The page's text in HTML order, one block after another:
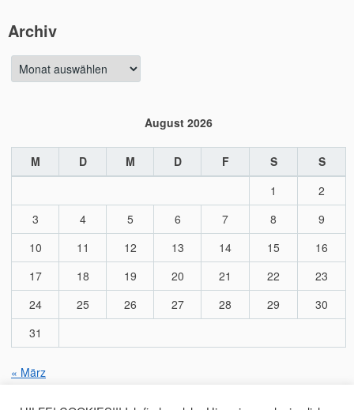
Archiv
Archiv
August 2026
M D M D F S
S
1
2
3
4 5 6 7 8
9
10
11 12 13 14 15
16
17
18 19 20 21 22
23
24
25 26 27 28 29
30
31
« März